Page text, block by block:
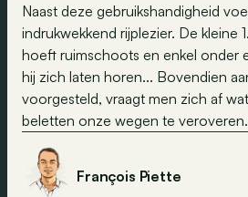
Naast deze gebruikshandigheid
indrukwekkend rijplezier. De kleine
hoeft ruimschoots en enkel onder
hij zich laten horen... Bovendien
voorgesteld, vraagt men zich af
beletten onze wegen te veroveren.
François Piette